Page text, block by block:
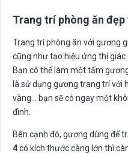
Trang trí phòng ăn đẹp
Trang trí phòng ăn với gương
cũng như tạo hiệu ứng thị
Bạn có thể làm một tấm
là sử dụng gương trang trí với
vàng… bạn sẽ có ngay một
đình.
Bên cạnh đó, gương dùng để
4có kích thước càng lớn thì